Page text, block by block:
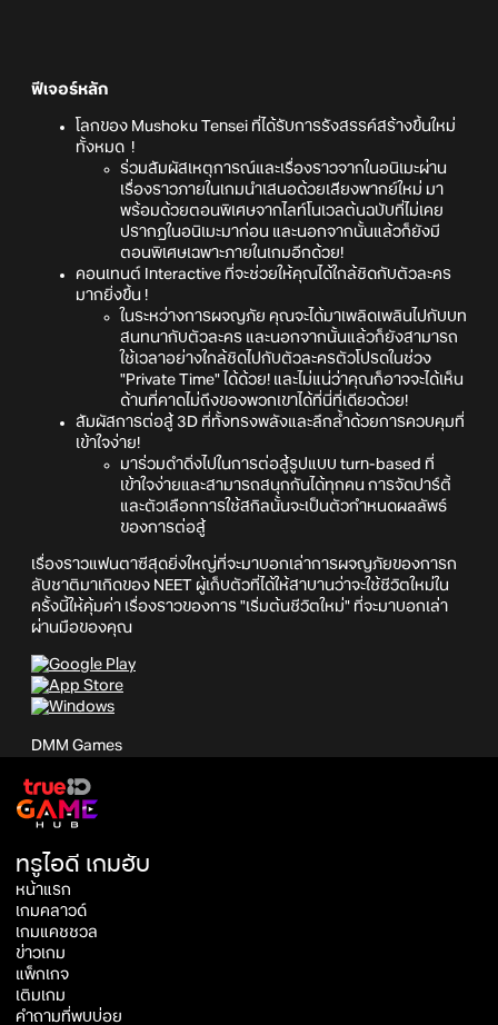
ฟีเจอร์หลัก
โลกของ Mushoku Tensei ที่ได้รับการรังสรรค์สร้างขึ้นใหม่
ทั้งหมด !
ร่วมสัมผัสเหตุการณ์และเรื่องราวจากในอนิเมะผ่าน
เรื่องราวภายในเกมนำเสนอด้วยเสียงพากย์ใหม่ มา
พร้อมด้วยตอนพิเศษจากไลท์โนเวลต้นฉบับที่ไม่เคย
ปรากฎในอนิเมะมาก่อน และนอกจากนั้นแล้วก็ยังมี
ตอนพิเศษเฉพาะภายในเกมอีกด้วย!
คอนเทนต์ Interactive ที่จะช่วยให้คุณได้ใกล้ชิดกับตัวละคร
มากยิ่งขึ้น !
ในระหว่างการผจญภัย คุณจะได้มาเพลิดเพลินไปกับบท
สนทนากับตัวละคร และนอกจากนั้นแล้วก็ยังสามารถ
ใช้เวลาอย่างใกล้ชิดไปกับตัวละครตัวโปรดในช่วง
"Private Time" ได้ด้วย! และไม่แน่ว่าคุณก็อาจจะได้เห็น
ด้านที่คาดไม่ถึงของพวกเขาได้ที่นี่ที่เดียวด้วย!
สัมผัสการต่อสู้ 3D ที่ทั้งทรงพลังและลึกล้ำด้วยการควบคุมที่
เข้าใจง่าย!
มาร่วมดำดิ่งไปในการต่อสู้รูปแบบ turn-based ที่
เข้าใจง่ายและสามารถสนุกกันได้ทุกคน การจัดปาร์ตี้
และตัวเลือกการใช้สกิลนั้นจะเป็นตัวกำหนดผลลัพธ์
ของการต่อสู้
เรื่องราวแฟนตาซีสุดยิ่งใหญ่ที่จะมาบอกเล่าการผจญภัยของการก
ลับชาติมาเกิดของ NEET ผู้เก็บตัวที่ได้ให้สาบานว่าจะใช้ชีวิตใหม่ใน
ครั้งนี้ให้คุ้มค่า เรื่องราวของการ "เริ่มต้นชีวิตใหม่" ที่จะมาบอกเล่า
ผ่านมือของคุณ
DMM Games
ทรูไอดี เกมฮับ
หน้าแรก
เกมคลาวด์
เกมแคชชวล
ข่าวเกม
แพ็กเกจ
เติมเกม
คำถามที่พบบ่อย